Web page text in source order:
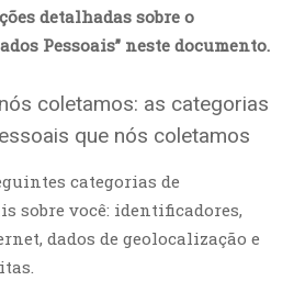
detalhadas sobre o
Pessoais” neste documento.
coletamos: as categorias
que nós coletamos
categorias de
sobre você: identificadores,
dados de geolocalização e